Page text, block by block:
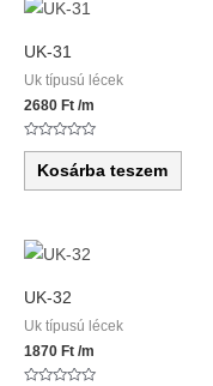
UK-31
Uk típusú lécek
2680 Ft /m
Értékelés:
5
Kosárba teszem
UK-32
Uk típusú lécek
1870 Ft /m